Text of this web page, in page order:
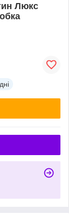
Люкс